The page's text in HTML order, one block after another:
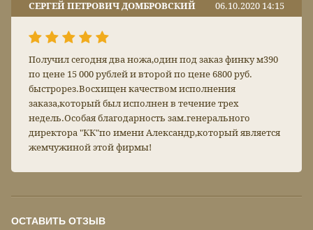
СЕРГЕЙ ПЕТРОВИЧ ДОМБРОВСКИЙ 06.10.2020 14:15
Получил сегодня два ножа,один под заказ финку м390
по цене 15 000 рублей и второй по цене 6800 руб.
быстрорез.Восхищен качеством исполнения
заказа,который был исполнен в течение трех
недель.Особая благодарность зам.генерального
директора "КК"по имени Александр,который является
жемчужиной этой фирмы!
ОСТАВИТЬ ОТЗЫВ